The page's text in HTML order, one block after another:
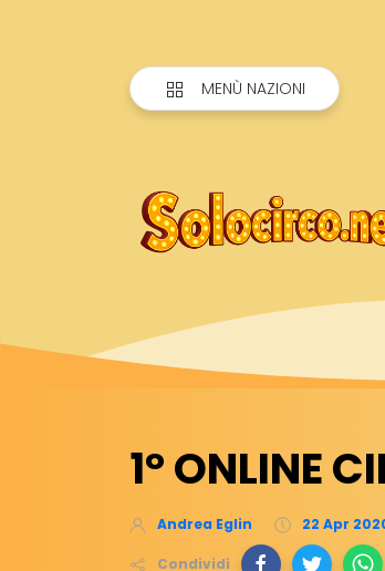
MENÙ NAZIONI
1° ONLINE
Andrea Eglin 22 Apr
Condividi